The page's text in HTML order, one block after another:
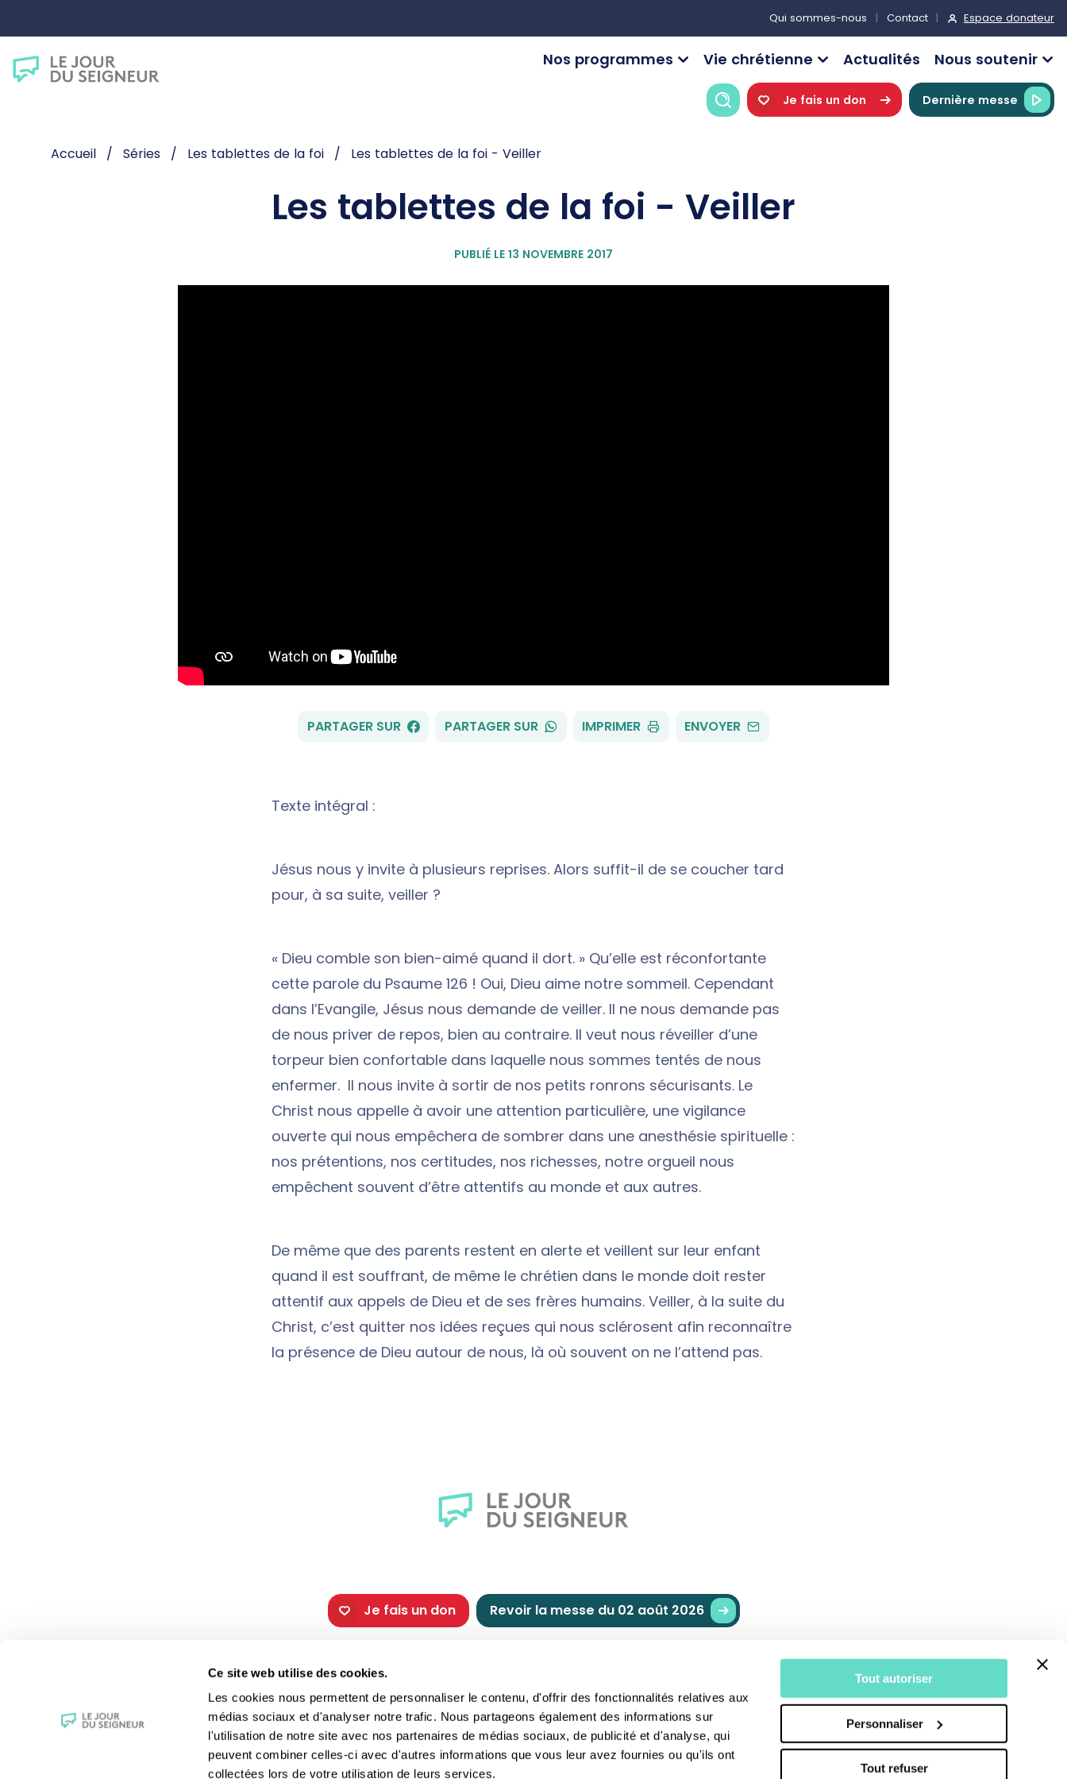
Ce site web utilise des cookies.
Les cookies nous permettent de personnaliser le contenu, d'offrir des fonctionnalités relatives aux
médias sociaux et d'analyser notre trafic. Nous partageons également des informations sur
l'utilisation de notre site avec nos partenaires de médias sociaux, de publicité et d'analyse, qui
peuvent combiner celles-ci avec d'autres informations que vous leur avez fournies ou qu'ils ont
collectées lors de votre utilisation de leurs services.
Tout autoriser
Personnaliser
Tout refuser
Qui sommes-nous Contact Espace donateur
Nos programmes Vie chrétienne Actualités Nous soutenir
RechercheJe fais un don Dernière messe
Accueil Séries Les tablettes de la foi Les tablettes de la foi - Veiller
Les tablettes de la foi - Veiller
PUBLIÉ LE 13 NOVEMBRE 2017
PARTAGER SUR FACEBOOK
PARTAGER SUR WHATSAPP
IMPRIMER ENVOYER PAR
Texte intégral :
Jésus nous y invite à plusieurs reprises. Alors suffit-il de se coucher tard
pour, à sa suite, veiller ?
« Dieu comble son bien-aimé quand il dort. » Qu’elle est réconfortante
cette parole du Psaume 126 ! Oui, Dieu aime notre sommeil. Cependant
dans l’Evangile, Jésus nous demande de veiller. Il ne nous demande pas
de nous priver de repos, bien au contraire. Il veut nous réveiller d’une
torpeur bien confortable dans laquelle nous sommes tentés de nous
enfermer. Il nous invite à sortir de nos petits ronrons sécurisants. Le
Christ nous appelle à avoir une attention particulière, une vigilance
ouverte qui nous empêchera de sombrer dans une anesthésie spirituelle :
nos prétentions, nos certitudes, nos richesses, notre orgueil nous
empêchent souvent d’être attentifs au monde et aux autres.
De même que des parents restent en alerte et veillent sur leur enfant
quand il est souffrant, de même le chrétien dans le monde doit rester
attentif aux appels de Dieu et de ses frères humains. Veiller, à la suite du
Christ, c’est quitter nos idées reçues qui nous sclérosent afin reconnaître
la présence de Dieu autour de nous, là où souvent on ne l’attend pas.
Je fais un don Revoir la messe du 02 août 2026
La messe
Magazine Le Jour du Seigneur
Les fêtes chrétiennes
Les saints du jour
La Bible
Les sacrements
Le patrimoine religieux
Comment nous soutenir
Faire un don
Réduction d’impôt
Philanthropie
RESTER INFORMÉ
Actualités
Recevoir nos newsletters
S’abonner au Bulletin